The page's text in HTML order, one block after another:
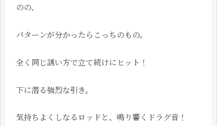
のの、
パターンが分かったらこっちのもの。
全く同じ誘い方で立て続けにヒット！
下に潜る強烈な引き。
気持ちよくしなるロッドと、鳴り響くドラグ音！